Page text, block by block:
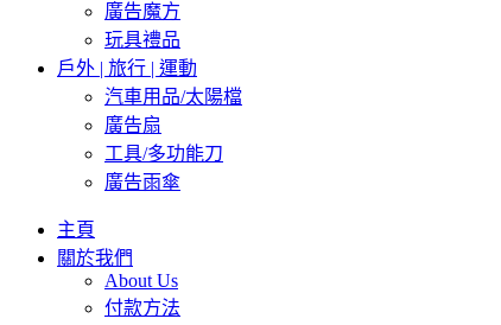
廣告魔方
玩具禮品
戶外 | 旅行 | 運動
汽車用品/太陽檔
廣告扇
工具/多功能刀
廣告雨傘
主頁
關於我們
About Us
付款方法